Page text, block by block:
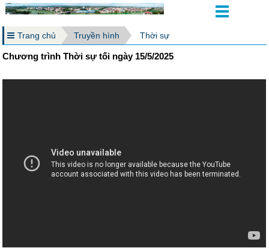
Trang chủ Truyền hình Thời sự
Chương trình Thời sự tối ngày 15/5/2025